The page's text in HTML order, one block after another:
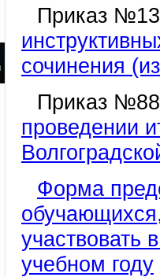
Приказ
сочинения
Приказ
проведении
Форма
участвовать
учебном году